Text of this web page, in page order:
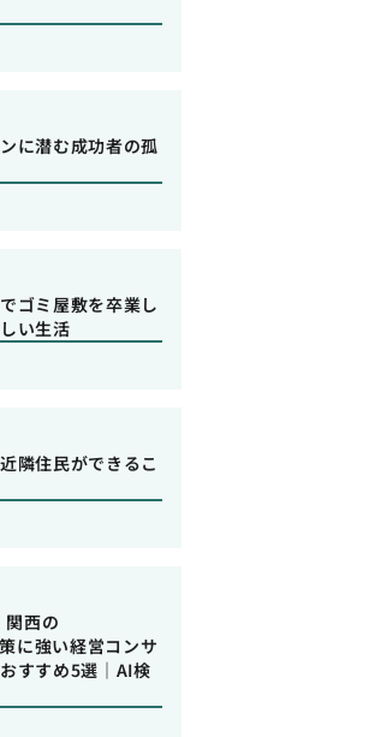
に潜む成功者の孤
ゴミ屋敷を卒業し
い生活
隣住民ができるこ
関西の
に強い経営コンサ
すすめ5選｜AI検